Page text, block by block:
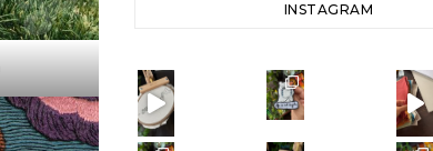
INSTAGRAM